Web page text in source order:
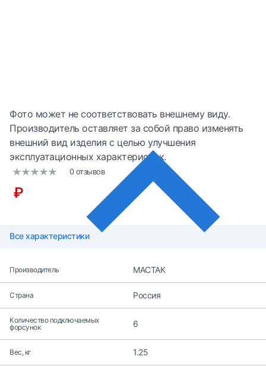
Фото может не соответствовать внешнему виду.
Производитель оставляет за собой право изменять
внешний вид изделия с целью улучшения
эксплуатационных характеристик.
0 отзывов
₽
Все характеристики
Производитель МАСТАК
Страна Россия
Количество подключаемых
форсунок
6
Вес, кг 1.25